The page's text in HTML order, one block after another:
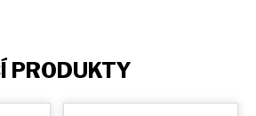
PRODUKTY